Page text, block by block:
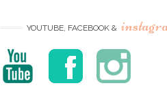
YOUTUBE, FACEBOOK &